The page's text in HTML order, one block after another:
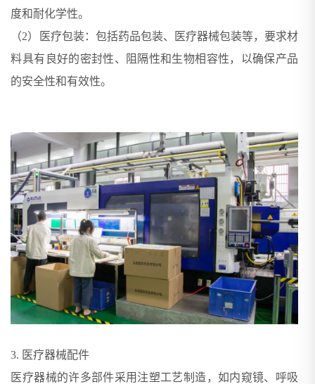
度和耐化学性。
（2）医疗包装：包括药品包装、医疗器械包装等，要求材
料具有良好的密封性、阻隔性和生物相容性，以确保产品
的安全性和有效性。
3. 医疗器械配件
医疗器械的许多部件采用注塑工艺制造，如内窥镜、呼吸